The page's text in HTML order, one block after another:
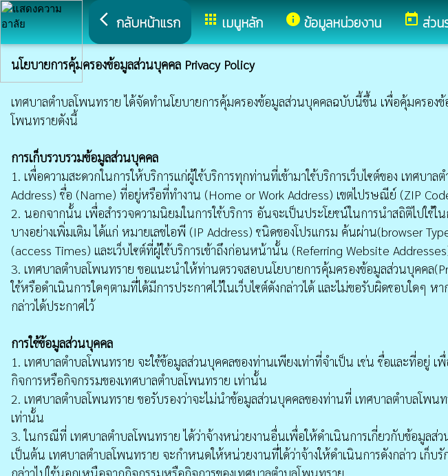
arrow_back_ios กลับหน้าแรก appsเมนูหลัก infoข้อมูลหน่วยงาน todayส่วน
นโยบายการคุ้มครองข้อมูลส่วนบุคคล Privacy Policy
เทศบาลตำบลโพนทราย ได้จัดทำนโยบายการคุ้มครองข้อมูลส่วนบุคคลฉบับนี้ขึ้น เพื่อคุ้มครอง
โพนทรายดังนี้
การเก็บรวบรวมข้อมูลส่วนบุคคล
1. เพื่อความสะดวกในการให้บริการแก่ผู้ใช้บริการทุกท่านที่เข้ามาใช้บริการเว็บไซต์ของ เทศบ
Address) ชื่อ (Name) ที่อยู่หรือที่ทำงาน (Home or Work Address) เขตไปรษณีย์ (ZIP
2. นอกจากนั้น เพื่อสำรวจความนิยมในการใช้บริการ อันจะเป็นประโยชน์ในการนำสถิติไปใช้
บางอย่างเพิ่มเติม ได้แก่ หมายเลขไอพี (IP Address) ชนิดของโปรแกรม ค้นผ่าน(browser
(access Times) และเว็บไซต์ที่ผู้ใช้บริการเข้าถึงก่อนหน้านั้น (Referring Website
3. เทศบาลตำบลโพนทราย ขอแนะนำให้ท่านตรวจสอบนโยบายการคุ้มครองข้อมูลส่วนบุคคล
ใช้หรือดำเนินการใดๆตามที่ได้มีการประกาศไว้ในเว็บไซต์ดังกล่าวได้ และไม่ขอรับผิดชอบใดๆ
กล่าวได้ประกาศไว้
การใช้ข้อมูลส่วนบุคคล
1. เทศบาลตำบลโพนทราย จะใช้ข้อมูลส่วนบุคคลของท่านเพียงเท่าที่จำเป็น เช่น ชื่อและที่อยู่
กิจการหรือกิจกรรมของเทศบาลตำบลโพนทราย เท่านั้น
2. เทศบาลตำบลโพนทราย ขอรับรองว่าจะไม่นำข้อมูลส่วนบุคคลของท่านที่ เทศบาลตำบลโพ
เท่านั้น
3. ในกรณีที่ เทศบาลตำบลโพนทราย ได้ว่าจ้างหน่วยงานอื่นเพื่อให้ดำเนินการเกี่ยวกับข้อมูล
เป็นต้น เทศบาลตำบลโพนทราย จะกำหนดให้หน่วยงานที่ได้ว่าจ้างให้ดำเนินการดังกล่าว เ